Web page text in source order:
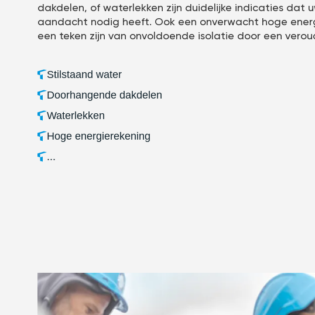
dakdelen, of waterlekken zijn duidelijke indicaties dat
aandacht nodig heeft. Ook een onverwacht hoge
een teken zijn van onvoldoende isolatie door een
Stilstaand water
Doorhangende dakdelen
Waterlekken
Hoge energierekening
...